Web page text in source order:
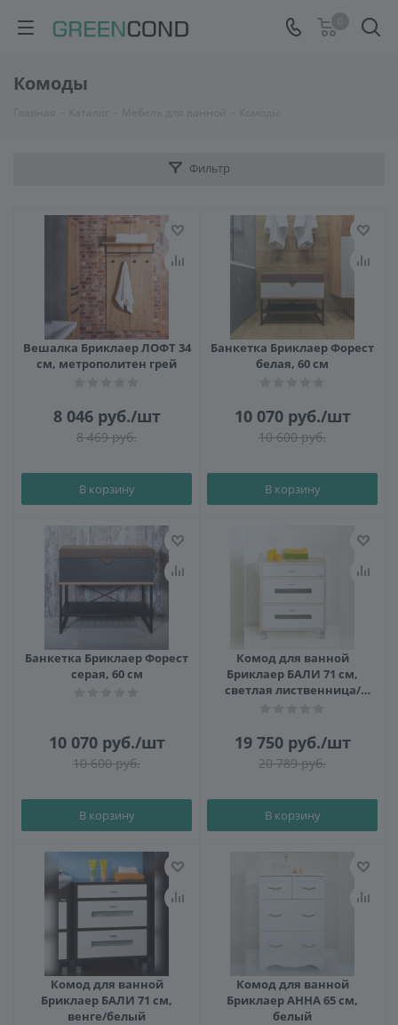
Комоды
Фильтр
Вешалка Бриклаер ЛОФТ 34
см, метрополитен грей
8 046руб./шт
8 469руб.
В корзину
Банкетка Бриклаер Форест
белая, 60 см
10 070руб./шт
10 600руб.
В корзину
Банкетка Бриклаер Форест
серая, 60 см
10 070руб./шт
10 600руб.
В корзину
Комод для ванной
Бриклаер БАЛИ 71 см,
светлая лиственница/
19 750руб./шт
20 789руб.
В корзину
Комод для ванной
Бриклаер БАЛИ 71 см,
венге/белый
Комод для ванной
Бриклаер АННА 65 см,
белый